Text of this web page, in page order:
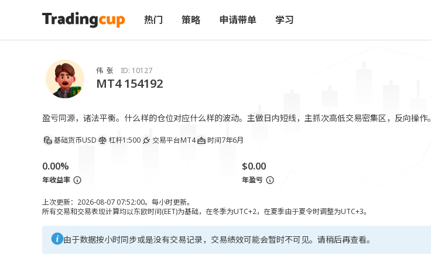
热门 策略 申请带单 学习
伟 张 ID: 10127
MT4 154192
盈亏同源，诸法平衡。什么样的仓位对应什么样的波动。主做日内短线，主抓次高低交易密集区，反向操作。
基础货币USD 杠杆1:500 交易平台MT4 时间7年6月
0.00%
年收益率
$0.00
年盈亏
上次更新：2026-08-07 07:52:00。每小时更新。
所有交易和交易表现计算均以东欧时间(EET)为基础，在冬季为UTC+2，在夏季由于夏令时调整为UTC+3。
由于数据按小时同步或是没有交易记录，交易绩效可能会暂时不可见。请稍后再查看。